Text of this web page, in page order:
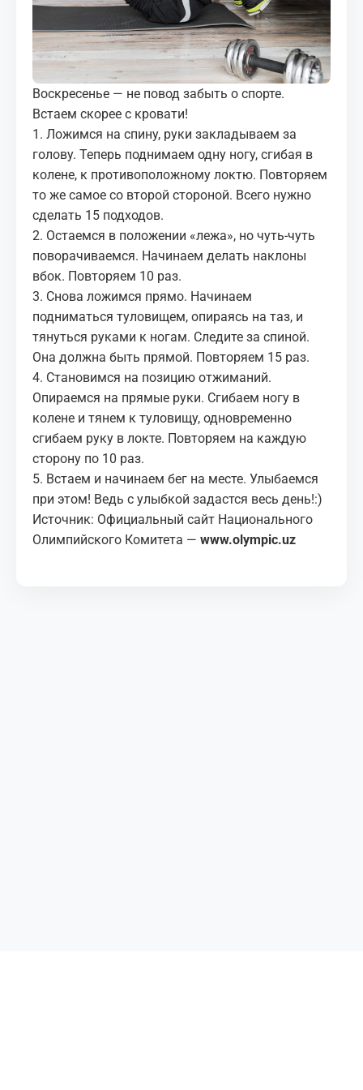
МЕДИА
КОРТЫ
КОНТАКТЫ
UZ-PIN
Воскресенье — не повод забыть о спорте.
Встаем скорее с кровати!
1. Ложимся на спину, руки закладываем за
голову. Теперь поднимаем одну ногу, сгибая в
колене, к противоположному локтю. Повторяем
то же самое со второй стороной. Всего нужно
сделать 15 подходов.
2. Остаемся в положении «лежа», но чуть-чуть
поворачиваемся. Начинаем делать наклоны
вбок. Повторяем 10 раз.
3. Снова ложимся прямо. Начинаем
подниматься туловищем, опираясь на таз, и
тянуться руками к ногам. Следите за спиной.
Она должна быть прямой. Повторяем 15 раз.
4. Становимся на позицию отжиманий.
Опираемся на прямые руки. Сгибаем ногу в
колене и тянем к туловищу, одновременно
сгибаем руку в локте. Повторяем на каждую
сторону по 10 раз.
5. Встаем и начинаем бег на месте. Улыбаемся
при этом! Ведь с улыбкой задастся весь день!:)
Источник: Официальный сайт Национального
Олимпийского Комитета — www.olympic.uz